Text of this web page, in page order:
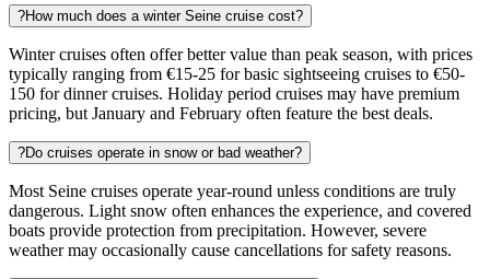
?How much does a winter Seine cruise cost?
Winter cruises often offer better value than peak season, with prices
typically ranging from €15-25 for basic sightseeing cruises to €50-
150 for dinner cruises. Holiday period cruises may have premium
pricing, but January and February often feature the best deals.
?Do cruises operate in snow or bad weather?
Most Seine cruises operate year-round unless conditions are truly
dangerous. Light snow often enhances the experience, and covered
boats provide protection from precipitation. However, severe
weather may occasionally cause cancellations for safety reasons.